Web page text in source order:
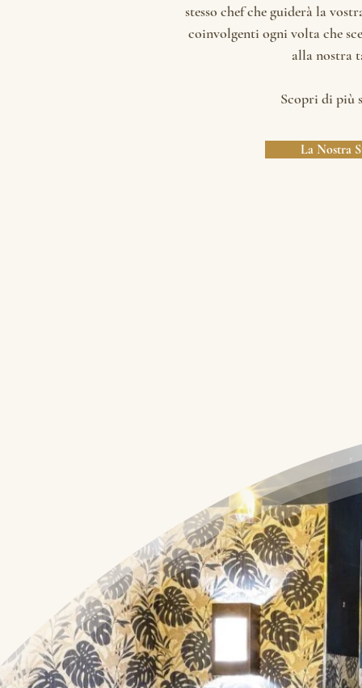
stesso chef che guiderà la
coinvolgenti ogni volta che
alla nostra
Scopri di più
La Nostra